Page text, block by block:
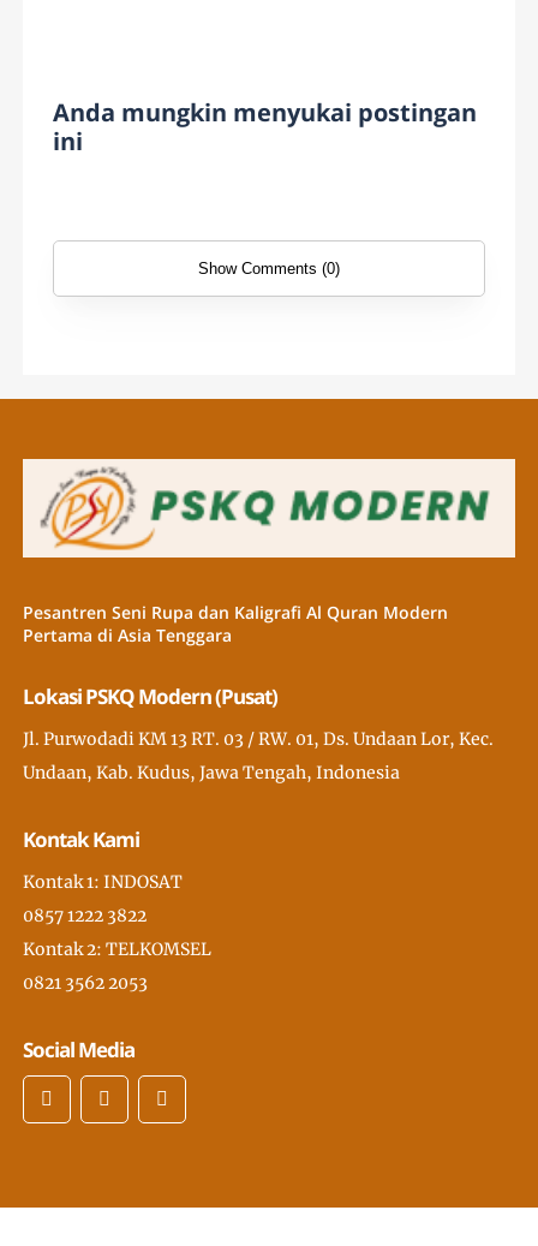
Anda mungkin menyukai postingan
ini
Show Comments (0)
Pesantren Seni Rupa dan Kaligrafi Al Quran Modern
Pertama di Asia Tenggara
Lokasi PSKQ Modern (Pusat)
Jl. Purwodadi KM 13 RT. 03 / RW. 01, Ds. Undaan Lor, Kec.
Undaan, Kab. Kudus, Jawa Tengah, Indonesia
Kontak Kami
Kontak 1: INDOSAT
0857 1222 3822
Kontak 2: TELKOMSEL
0821 3562 2053
Social Media